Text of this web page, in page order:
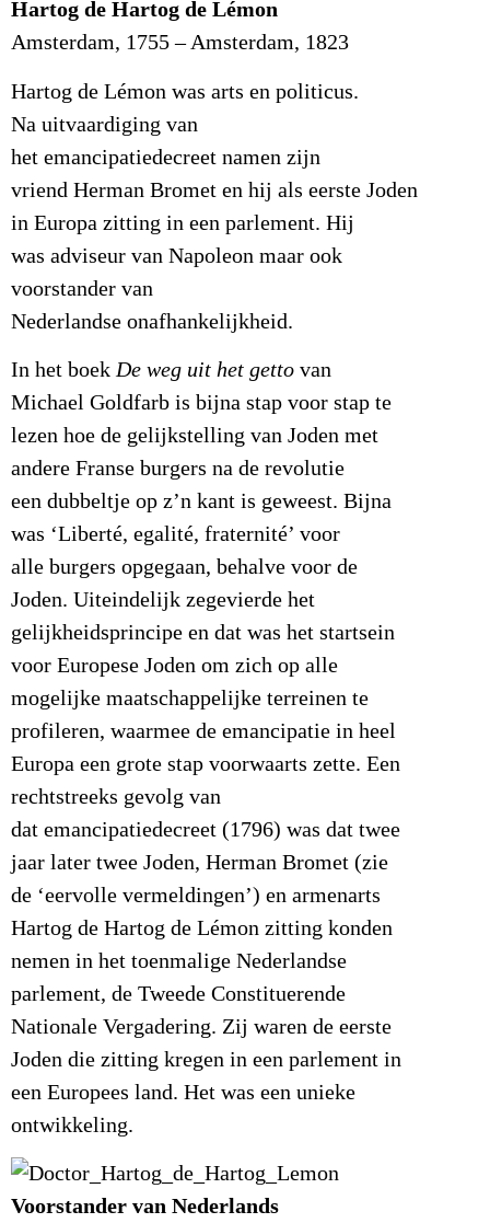
Hartog de Hartog de Lémon
Amsterdam, 1755 – Amsterdam, 1823
Hartog de Lémon was arts en politicus.
Na uitvaardiging van
het emancipatiedecreet namen zijn
vriend Herman Bromet en hij als eerste Joden
in Europa zitting in een parlement. Hij
was adviseur van Napoleon maar ook
voorstander van
Nederlandse onafhankelijkheid.
In het boekDe weg uit het getto van
Michael Goldfarb is bijna stap voor stap te
lezen hoe de gelijkstelling van Joden met
andere Franse burgers na de revolutie
een dubbeltje op z’n kant is geweest. Bijna
was ‘Liberté, egalité, fraternité’ voor
alle burgers opgegaan, behalve voor de
Joden. Uiteindelijk zegevierde het
gelijkheidsprincipe en dat was het startsein
voor Europese Joden om zich op alle
mogelijke maatschappelijke terreinen te
profileren, waarmee de emancipatie in heel
Europa een grote stap voorwaarts zette. Een
rechtstreeks gevolg van
dat emancipatiedecreet (1796) was dat twee
jaar later twee Joden, Herman Bromet (zie
de ‘eervolle vermeldingen’) en armenarts
Hartog de Hartog de Lémon zitting konden
nemen in het toenmalige Nederlandse
parlement, de Tweede Constituerende
Nationale Vergadering. Zij waren de eerste
Joden die zitting kregen in een parlement in
een Europees land. Het was een unieke
ontwikkeling.
Voorstander van Nederlands